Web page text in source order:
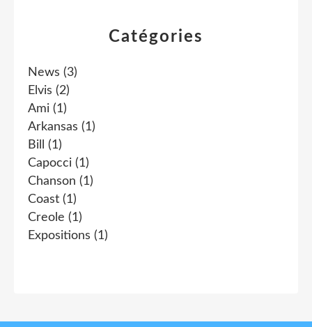
Catégories
News (3)
Elvis (2)
Ami (1)
Arkansas (1)
Bill
(1)
Capocci (1)
Chanson (1)
Coast (1)
Creole (1)
Expositions (1)